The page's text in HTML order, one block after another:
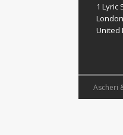
1 Lyric
United
Ascheri